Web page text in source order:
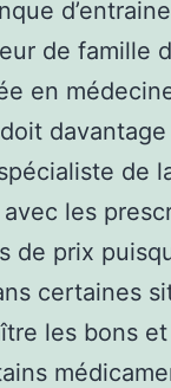
de famille
en
de
les
de prix
certaines
les bons